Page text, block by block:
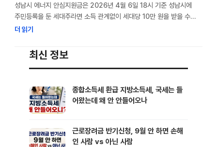
성남시 에너지 안심지원금은 2026년 4월 6일 18시 기준 성남시에
주민등록을 둔 세대주라면 소득 관계없이 세대당 10만 원을 받을 수
있는 지원금이에요. 성남시 에너지 안심지원금 현금 수령을 포함해
신청 기간이 6월 12일 18시까지라 지금 바로 챙겨야 해요. 막상
신청하려고 보면 현금, 선불카드, 모바일 성남사랑상품권 세 가지 …
더 읽기
최신 정보
종합소득세 환급 지방소득세, 국세는 들
어왔는데 왜 안 안들어오나
근로장려금 반기신청, 9월 안 하면 손해
인 사람 vs 아닌 사람